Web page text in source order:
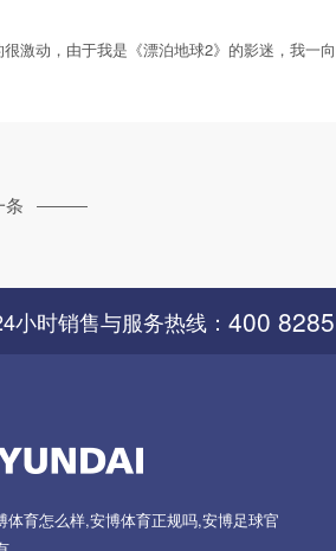
动，由于我是《漂泊地球2》的影迷，我一向
条
小时销售与服务热线： 400
体育怎么样,安博体育正规吗,安博足球官